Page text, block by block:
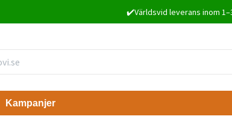
✔️Världsvid leverans inom
Kampanjer